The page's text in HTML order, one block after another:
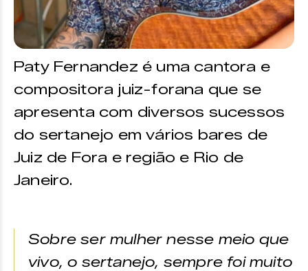
Paty Fernandez é uma cantora e
compositora juiz-forana que se
apresenta com diversos sucessos
do sertanejo em vários bares de
Juiz de Fora e região e Rio de
Janeiro.
Sobre ser mulher nesse meio que
vivo, o sertanejo, sempre foi muito